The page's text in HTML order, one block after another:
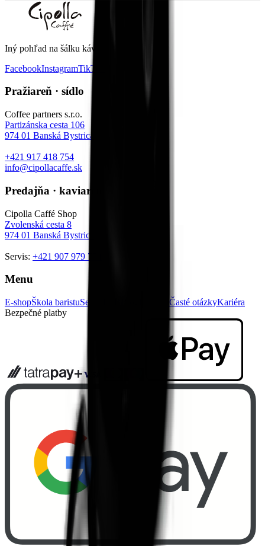
Iný pohľad na šálku kávy
FacebookInstagramTikTok
Pražiareň · sídlo
Coffee partners s.r.o.
Partizánska cesta 106
974 01 Banská Bystrica
+421 917 418 754
info@cipollacaffe.sk
Predajňa · kaviareň
Cipolla Caffé Shop
Zvolenská cesta 8
974 01 Banská Bystrica
Servis: +421 907 979 754
Menu
E-shopŠkola baristuServis Časté otázkyKariéra
Bezpečné platby